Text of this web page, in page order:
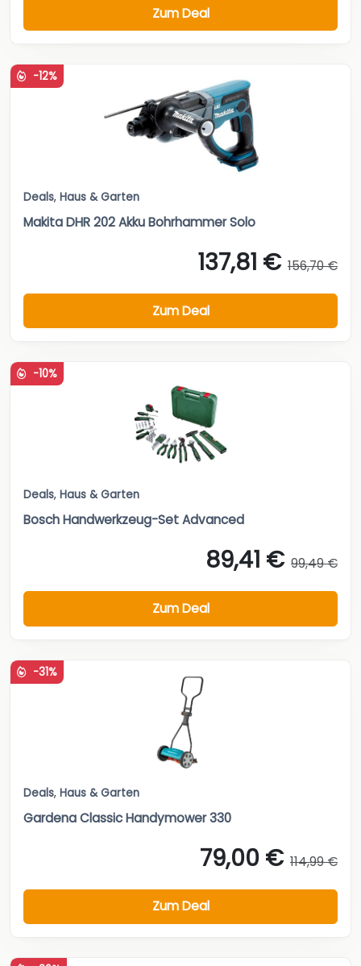
Zum Deal
-12%
Deals, Haus & Garten
Makita DHR 202 Akku Bohrhammer Solo
137,81 € 156,70 €
Zum Deal
-10%
Deals, Haus & Garten
Bosch Handwerkzeug-Set Advanced
89,41 € 99,49 €
Zum Deal
-31%
Deals, Haus & Garten
Gardena Classic Handymower 330
79,00 € 114,99 €
Zum Deal